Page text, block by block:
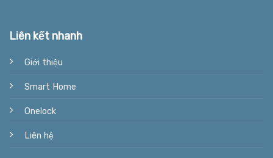
Liên kết nhanh
Giới thiệu
Smart Home
Onelock
Liên hệ